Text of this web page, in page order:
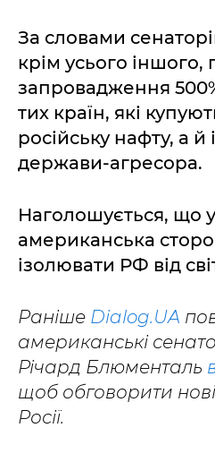
За словами
крім усього іншого,
запровадження
тих країн, які
російську нафту, а
держави-агресора.
Наголошується, що
американська
ізолювати РФ від
Раніше Dialog.UA
американські
Річард Блюменталь
щоб обговорити
Росії.